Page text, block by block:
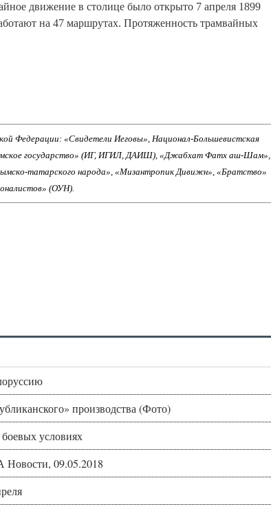
движение в столице было открыто 7 апреля 1899
на 47 маршрутах. Протяженность трамвайных
Федерации: «Свидетели Иеговы», Национал-Большевистская
государство» (ИГ, ИГИЛ, ДАИШ), «Джабхат Фатх аш-Шам»,
татарского народа», «Мизантропик Дивижн», «Братство»
(ОУН).
производства (Фото)
условиях
09.05.2018